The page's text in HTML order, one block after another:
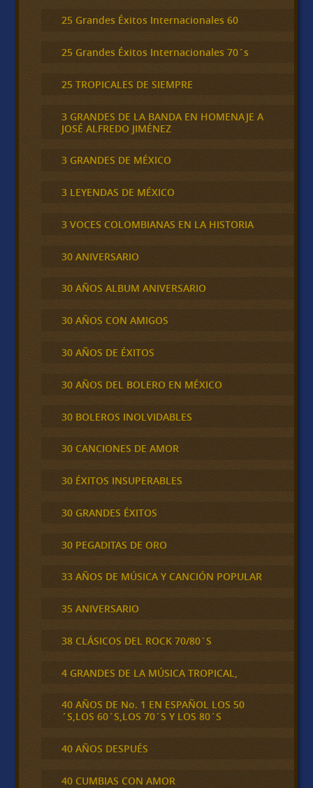
25 Grandes Éxitos Internacionales 60
25 Grandes Éxitos Internacionales 70´s
25 TROPICALES DE SIEMPRE
3 GRANDES DE LA BANDA EN HOMENAJE A
JOSÉ ALFREDO JIMÉNEZ
3 GRANDES DE MÉXICO
3 LEYENDAS DE MÉXICO
3 VOCES COLOMBIANAS EN LA HISTORIA
30 ANIVERSARIO
30 AÑOS ALBUM ANIVERSARIO
30 AÑOS CON AMIGOS
30 AÑOS DE ÉXITOS
30 AÑOS DEL BOLERO EN MÉXICO
30 BOLEROS INOLVIDABLES
30 CANCIONES DE AMOR
30 ÉXITOS INSUPERABLES
30 GRANDES ÉXITOS
30 PEGADITAS DE ORO
33 AÑOS DE MÚSICA Y CANCIÓN POPULAR
35 ANIVERSARIO
38 CLÁSICOS DEL ROCK 70/80´S
4 GRANDES DE LA MÚSICA TROPICAL,
40 AÑOS DE No. 1 EN ESPAÑOL LOS 50
´S,LOS 60´S,LOS 70´S Y LOS 80´S
40 AÑOS DESPUÉS
40 CUMBIAS CON AMOR